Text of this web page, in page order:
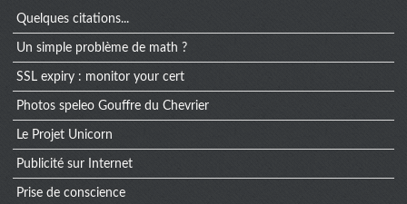
Quelques citations...
Un simple problème de math ?
SSL expiry : monitor your cert
Photos speleo Gouffre du Chevrier
Le Projet Unicorn
Publicité sur Internet
Prise de conscience